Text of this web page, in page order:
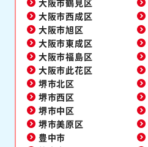
大阪市鶴見区
大阪市西成区
大阪市旭区
大阪市東成区
大阪市福島区
大阪市此花区
堺市北区
堺市西区
堺市中区
堺市美原区
豊中市